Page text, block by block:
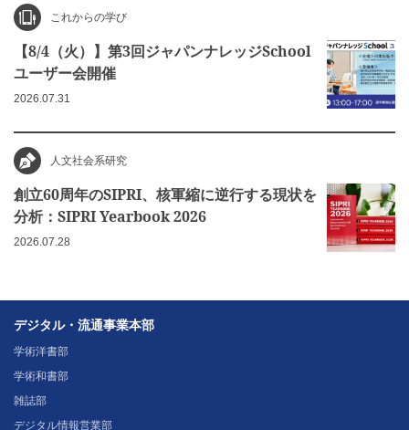
これからの学び
【8/4（火）】第3回ジャパンナレッジSchool
ユーザー会開催
2026.07.31
人文社会系研究
創立60周年のSIPRI、核軍縮に逆行する現状を
分析：SIPRI Yearbook 2026
2026.07.28
デジタル・流通事業本部
学術洋書部
学術和書部
雑誌部
デジタル情報営業部